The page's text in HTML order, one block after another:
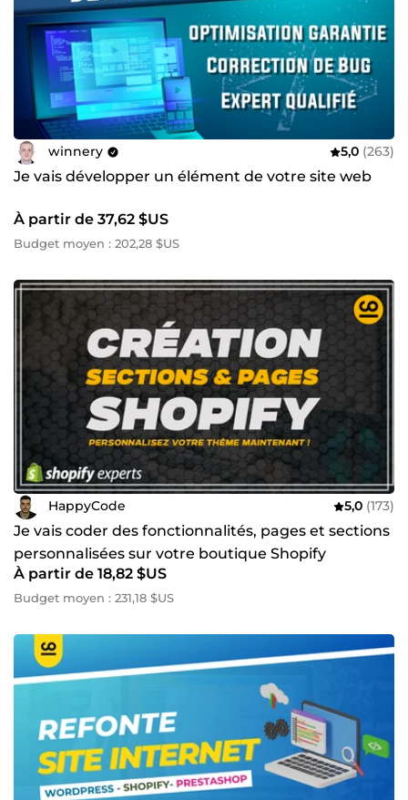
winnery 5,0 (263)
Je vais développer un élément de votre site web
À partir de 37,62 $US
Budget moyen : 202,28 $US
HappyCode 5,0 (173)
Je vais coder des fonctionnalités, pages et sections
personnalisées sur votre boutique Shopify
À partir de 18,82 $US
Budget moyen : 231,18 $US